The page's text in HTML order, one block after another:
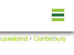
> Canterbury